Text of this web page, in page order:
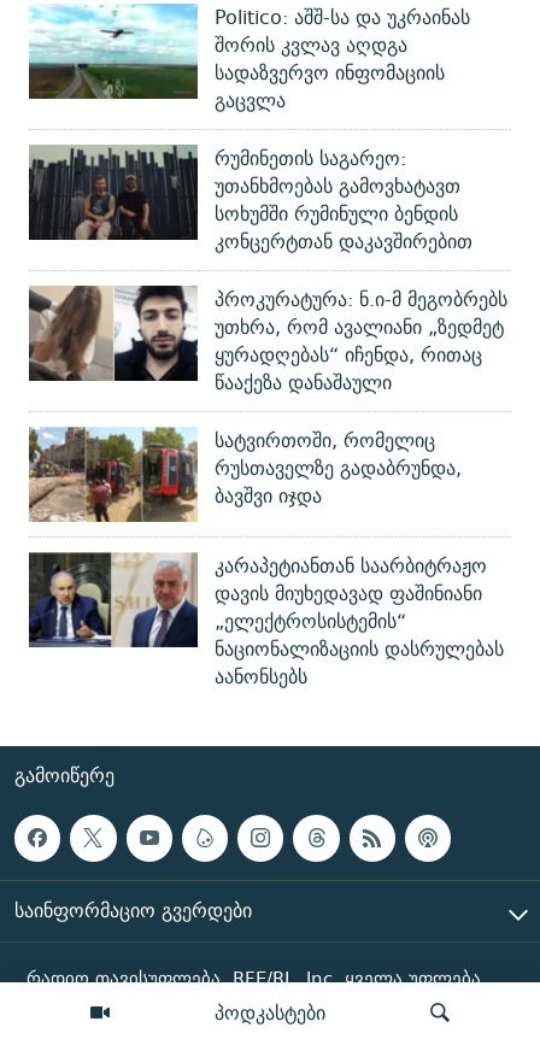
პოდკასტები
Politico: აშშ-სა და უკრაინას
შორის კვლავ აღდგა
სადაზვერვო ინფომაციის
გაცვლა
რუმინეთის საგარეო:
უთანხმოებას გამოვხატავთ
სოხუმში რუმინული ბენდის
კონცერტთან დაკავშირებით
პროკურატურა: ნ.ი-მ მეგობრებს
უთხრა, რომ ავალიანი „ზედმეტ
ყურადღებას“ იჩენდა, რითაც
წააქეზა დანაშაული
სატვირთოში, რომელიც
რუსთაველზე გადაბრუნდა,
ბავშვი იჯდა
კარაპეტიანთან საარბიტრაჟო
დავის მიუხედავად ფაშინიანი
„ელექტროსისტემის“
ნაციონალიზაციის დასრულებას
აანონსებს
ᲒᲐᲛᲝᲘᲬᲔᲠᲔ
ᲡᲐᲘᲜᲤᲝᲠᲛᲐᲪᲘᲝ ᲒᲕᲔᲠᲓᲔᲑᲘ
რადიო თავისუფლება, RFE/RL, Inc. ყველა უფლება
დაცულია